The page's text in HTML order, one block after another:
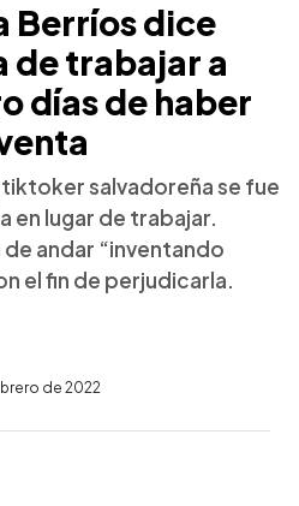
Berríos dice
de trabajar a
días de haber
tiktoker salvadoreña se fue
en lugar de trabajar.
de andar “inventando
el fin de perjudicarla.
de 2022